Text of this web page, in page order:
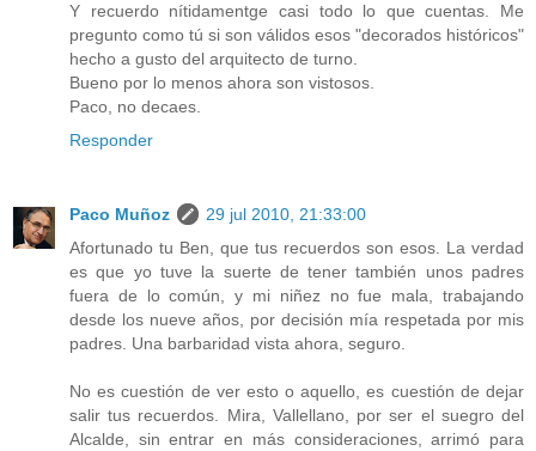
Y recuerdo nítidamentge casi todo lo que cuentas. Me
pregunto como tú si son válidos esos "decorados históricos"
hecho a gusto del arquitecto de turno.
Bueno por lo menos ahora son vistosos.
Paco, no decaes.
Responder
Paco Muñoz
29 jul 2010, 21:33:00
Afortunado tu Ben, que tus recuerdos son esos. La verdad
es que yo tuve la suerte de tener también unos padres
fuera de lo común, y mi niñez no fue mala, trabajando
desde los nueve años, por decisión mía respetada por mis
padres. Una barbaridad vista ahora, seguro.
No es cuestión de ver esto o aquello, es cuestión de dejar
salir tus recuerdos. Mira, Vallellano, por ser el suegro del
Alcalde, sin entrar en más consideraciones, arrimó para